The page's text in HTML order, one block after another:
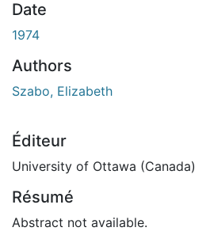
Date
1974
Authors
Szabo, Elizabeth
Éditeur
University of Ottawa (Canada)
Résumé
Abstract not available.